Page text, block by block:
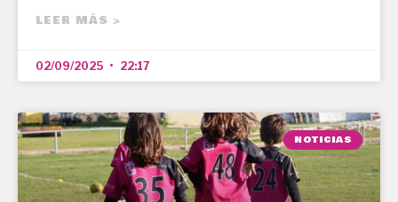
LEER MÁS >
02/09/2025 22:17
NOTICIAS